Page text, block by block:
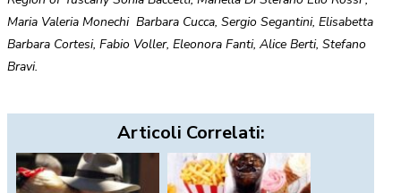
Maria Valeria Monechi Barbara Cucca, Sergio Segantini, Elisabetta
Barbara Cortesi, Fabio Voller, Eleonora Fanti, Alice Berti, Stefano
Bravi.
Articoli Correlati: